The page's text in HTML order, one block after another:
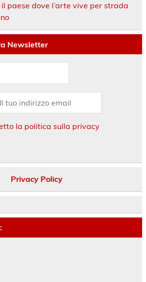
paese dove l’arte vive per strada
Newsletter
la politica sulla privacy
Privacy Policy